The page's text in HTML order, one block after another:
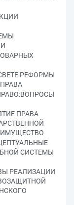
РЕФОРМЫ
ПРАВА
СИСТЕМЫ
РЕАЛИЗАЦИИ